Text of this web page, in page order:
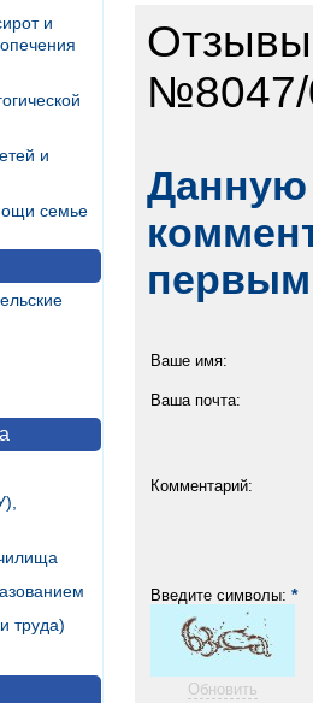
и
и
семье
труда)
№8047/
Данную
Ваше имя:
Ваша почта:
Комментарий:
Введите символы: *
Обновить